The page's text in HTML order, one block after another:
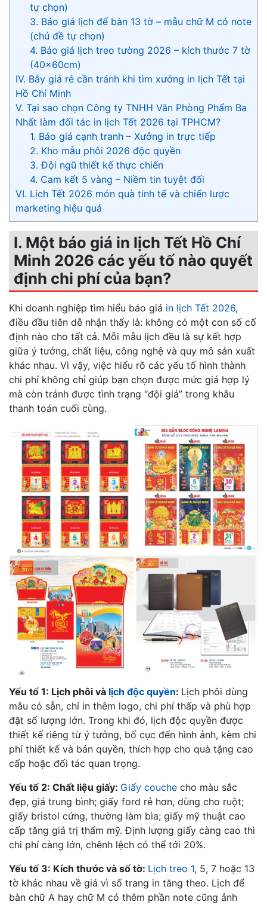
tự chọn)
3. Báo giá lịch để bàn 13 tờ – mẫu chữ M có note
(chủ đề tự chọn)
4. Báo giá lịch treo tường 2026 – kích thước 7 tờ
(40×60cm)
IV. Bẫy giá rẻ cần tránh khi tìm xưởng in lịch Tết tại
Hồ Chí Minh
V. Tại sao chọn Công ty TNHH Văn Phòng Phẩm Ba
Nhất làm đối tác in lịch Tết 2026 tại TPHCM?
1. Báo giá cạnh tranh – Xưởng in trực tiếp
2. Kho mẫu phôi 2026 độc quyền
3. Đội ngũ thiết kế thực chiến
4. Cam kết 5 vàng – Niềm tin tuyệt đối
VI. Lịch Tết 2026 món quà tinh tế và chiến lược
marketing hiệu quả
I. Một báo giá in lịch Tết Hồ Chí
Minh 2026 các yếu tố nào quyết
định chi phí của bạn?
Khi doanh nghiệp tìm hiểu báo giá in lịch Tết 2026,
điều đầu tiên dễ nhận thấy là: không có một con số cố
định nào cho tất cả. Mỗi mẫu lịch đều là sự kết hợp
giữa ý tưởng, chất liệu, công nghệ và quy mô sản xuất
khác nhau. Vì vậy, việc hiểu rõ các yếu tố hình thành
chi phí không chỉ giúp bạn chọn được mức giá hợp lý
mà còn tránh được tình trạng “đội giá” trong khâu
thanh toán cuối cùng.
Yếu tố 1: Lịch phôi và lịch độc quyền: Lịch phôi dùng
mẫu có sẵn, chỉ in thêm logo, chi phí thấp và phù hợp
đặt số lượng lớn. Trong khi đó, lịch độc quyền được
thiết kế riêng từ ý tưởng, bố cục đến hình ảnh, kèm chi
phí thiết kế và bản quyền, thích hợp cho quà tặng cao
cấp hoặc đối tác quan trọng.
Yếu tố 2: Chất liệu giấy: Giấy couche cho màu sắc
đẹp, giá trung bình; giấy ford rẻ hơn, dùng cho ruột;
giấy bristol cứng, thường làm bìa; giấy mỹ thuật cao
cấp tăng giá trị thẩm mỹ. Định lượng giấy càng cao thì
chi phí càng lớn, chênh lệch có thể tới 20%.
Yếu tố 3: Kích thước và số tờ: Lịch treo 1, 5, 7 hoặc 13
tờ khác nhau về giá vì số trang in tăng theo. Lịch để
bàn chữ A hay chữ M có thêm phần note cũng ảnh